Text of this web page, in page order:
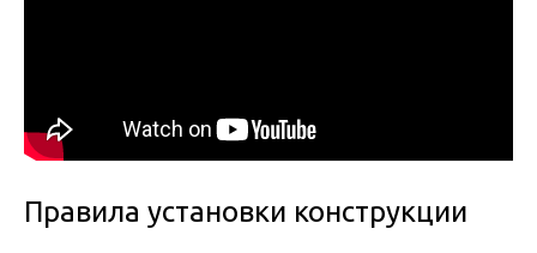
Правила установки конструкции